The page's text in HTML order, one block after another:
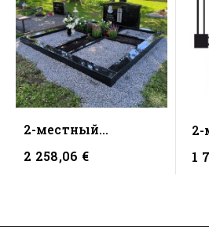
2-местный
Гранитная...
2 258,06 € 1